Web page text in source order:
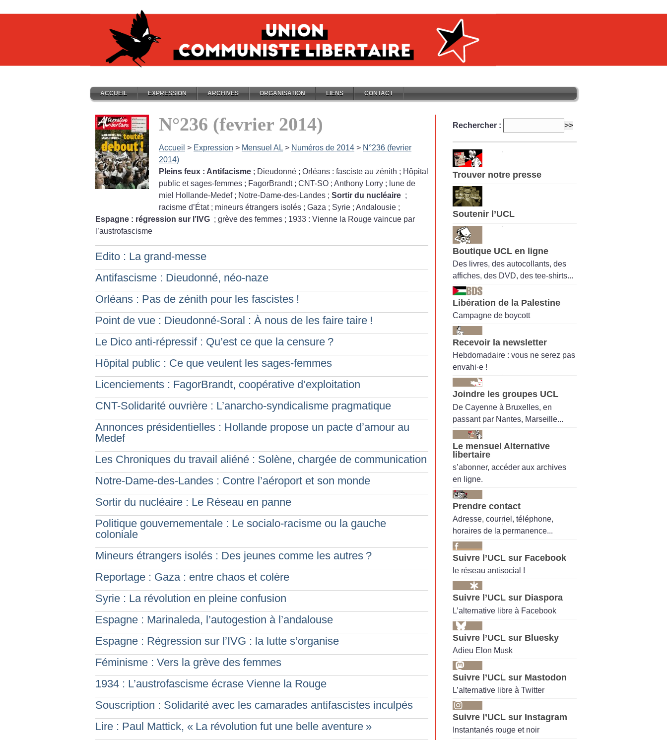
ACCUEIL EXPRESSION ARCHIVES ORGANISATION LIENS CONTACT
N°236 (fevrier 2014)
Accueil > Expression > Mensuel AL > Numéros de 2014 > N°236 (fevrier
2014)
Pleins feux : Antifacisme ; Dieudonné ; Orléans : fasciste au zénith ; Hôpital
public et sages-femmes ; FagorBrandt ; CNT-SO ; Anthony Lorry ; lune de
miel Hollande-Medef ; Notre-Dame-des-Landes ; Sortir du nucléaire ;
racisme d’État ; mineurs étrangers isolés ; Gaza ; Syrie ; Andalousie ;
Espagne : régression sur l’IVG ; grève des femmes ; 1933 : Vienne la Rouge vaincue par
l’austrofascisme
Edito : La grand-messe
Antifascisme : Dieudonné, néo-naze
Orléans : Pas de zénith pour les fascistes !
Point de vue : Dieudonné-Soral : À nous de les faire taire !
Le Dico anti-répressif : Qu’est ce que la censure ?
Hôpital public : Ce que veulent les sages-femmes
Licenciements : FagorBrandt, coopérative d’exploitation
CNT-Solidarité ouvrière : L’anarcho-syndicalisme pragmatique
Annonces présidentielles : Hollande propose un pacte d’amour au
Medef
Les Chroniques du travail aliéné : Solène, chargée de communication
Notre-Dame-des-Landes : Contre l’aéroport et son monde
Sortir du nucléaire : Le Réseau en panne
Politique gouvernementale : Le socialo-racisme ou la gauche
coloniale
Mineurs étrangers isolés : Des jeunes comme les autres ?
Reportage : Gaza : entre chaos et colère
Syrie : La révolution en pleine confusion
Espagne : Marinaleda, l’autogestion à l’andalouse
Espagne : Régression sur l’IVG : la lutte s’organise
Féminisme : Vers la grève des femmes
1934 : L’austrofascisme écrase Vienne la Rouge
Souscription : Solidarité avec les camarades antifascistes inculpés
Lire : Paul Mattick, « La révolution fut une belle aventure »
Rechercher :
Trouver notre presse
Soutenir l’UCL
Boutique UCL en ligne
Des livres, des autocollants, des
affiches, des DVD, des tee-shirts...
Libération de la Palestine
Campagne de boycott
Recevoir la newsletter
Hebdomadaire : vous ne serez pas
envahi·e !
Joindre les groupes UCL
De Cayenne à Bruxelles, en
passant par Nantes, Marseille...
Le mensuel Alternative
libertaire
s’abonner, accéder aux archives
en ligne.
Prendre contact
Adresse, courriel, téléphone,
horaires de la permanence...
Suivre l’UCL sur Facebook
le réseau antisocial !
Suivre l’UCL sur Diaspora
L’alternative libre à Facebook
Suivre l’UCL sur Bluesky
Adieu Elon Musk
Suivre l’UCL sur Mastodon
L’alternative libre à Twitter
Suivre l’UCL sur Instagram
Instantanés rouge et noir